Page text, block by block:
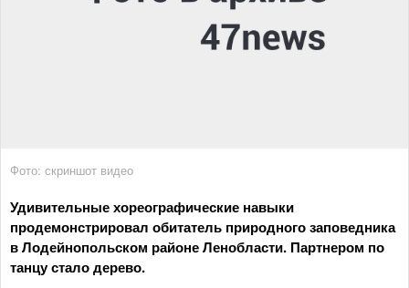
Фото: скриншот видео
Удивительные хореографические навыки
продемонстрировал обитатель природного заповедника
в Лодейнопольском районе Ленобласти. Партнером по
танцу стало дерево.